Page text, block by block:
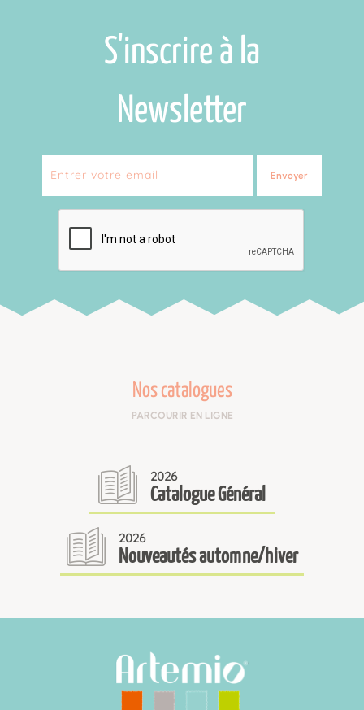
S'inscrire à la
Newsletter
Envoyer
Nos catalogues
PARCOURIR EN LIGNE
2026
Catalogue Général
2026
Nouveautés automne/hiver